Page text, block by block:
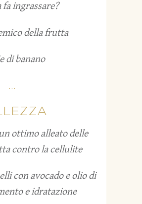
ingrassare?
della frutta
di banano
...
ottimo alleato delle
contro la cellulite
con avocado e olio di
e idratazione